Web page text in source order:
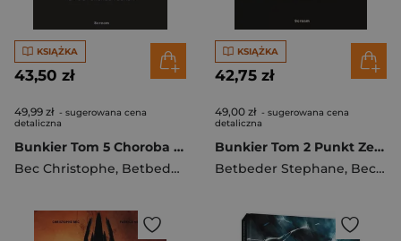
KSIĄŻKA
43,50 zł
49,99 zł - sugerowana cena
detaliczna
Bunkier Tom 5 Choroba górska
Bec Christophe, Betbeder Stephane
KSIĄŻKA
42,75 zł
49,00 zł - sugerowana cena
detaliczna
Bunkier Tom 2 Punkt Zero
Betbeder Stephane, Bec Christophe